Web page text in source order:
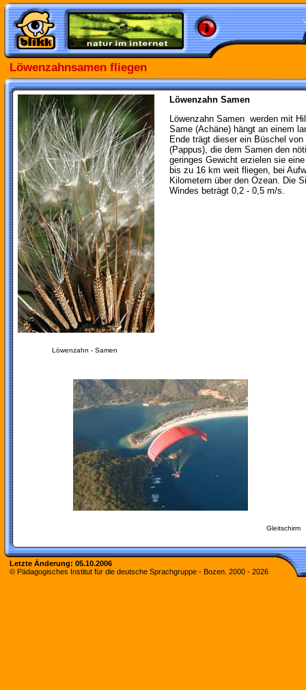
Löwenzahnsamen fliegen
Löwenzahn Samen
Löwenzahn Samen werden mit
Same (Achäne) hängt an einem
Ende trägt dieser ein Büschel
(Pappus), die dem Samen den
geringes Gewicht erzielen sie
bis zu 16 km weit fliegen, bei
Kilometern über den Ozean. Die
Windes beträgt 0,2 - 0,5 m/s.
Löwenzahn - Samen
Gleitschirm
Letzte Änderung: 05.10.2006
© Pädagogisches Institut für die deutsche Sprachgruppe - Bozen. 2000 - 2026